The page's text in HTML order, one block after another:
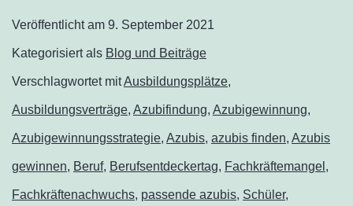
Veröffentlicht am 9. September 2021
Kategorisiert als Blog und Beiträge
Verschlagwortet mitAusbildungsplätze,
Ausbildungsverträge, Azubifindung, Azubigewinnung,
Azubigewinnungsstrategie, Azubis, azubis finden, Azubis
gewinnen, Beruf, Berufsentdeckertag, Fachkräftemangel ,
Fachkräftenachwuchs, passende azubis, Schüler,